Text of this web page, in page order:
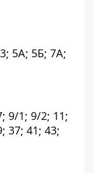
5А; 5Б; 7А;
9/1; 9/2; 11;
37; 41; 43;